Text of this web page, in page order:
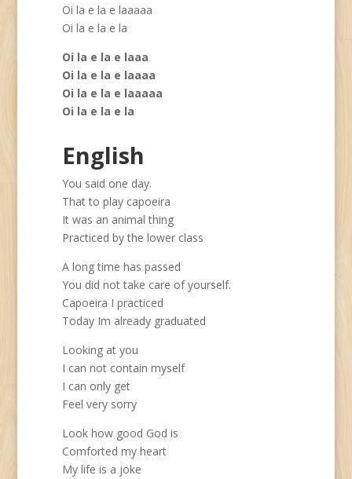
Oi la e la e laaaaa
Oi la e la e la
Oi la e la e laaa
Oi la e la e laaaa
Oi la e la e laaaaa
Oi la e la e la
English
You said one day.
That to play capoeira
It was an animal thing
Practiced by the lower class
A long time has passed
You did not take care of yourself.
Capoeira I practiced
Today Im already graduated
Looking at you
I can not contain myself
I can only get
Feel very sorry
Look how good God is
Comforted my heart
My life is a joke